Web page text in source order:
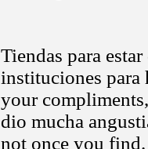
Tiendas para
instituciones
your
dio mucha
not once you